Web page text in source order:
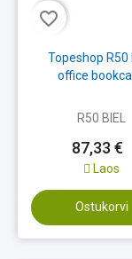
favorite_border
Topeshop R50
office
R50 BIEL
87,33 €
Laos
Ostukorvi